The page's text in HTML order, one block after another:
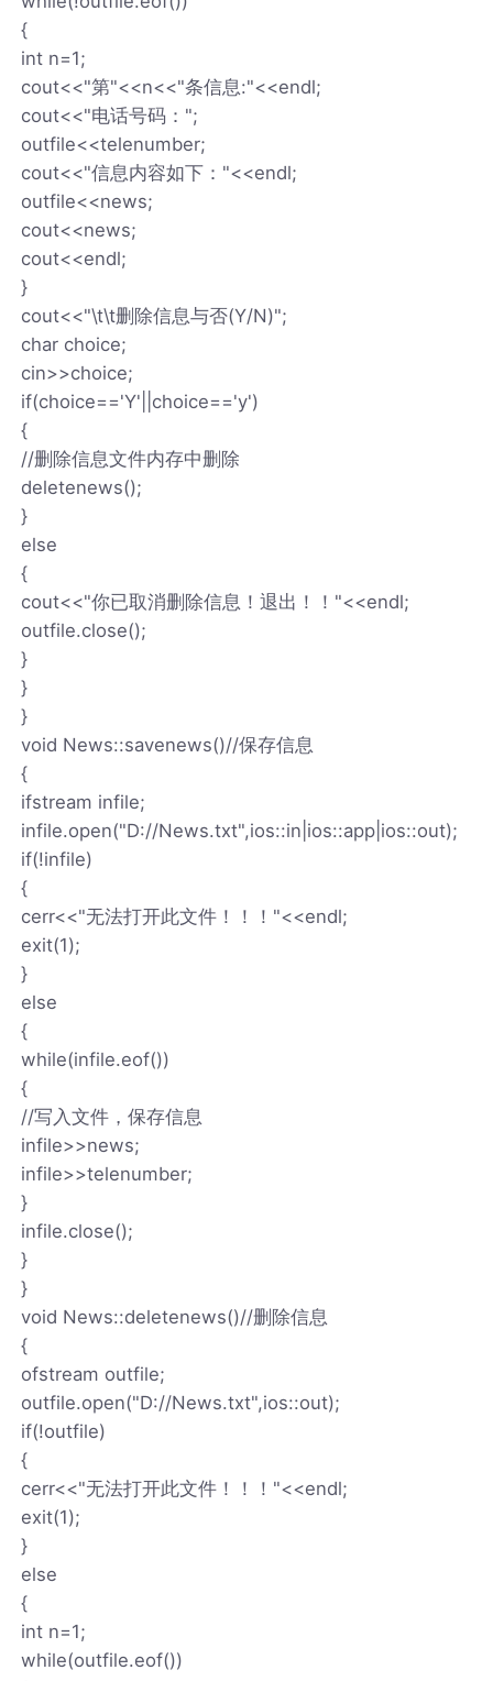
{
int n=1;
cout<<"第"<<n<<"条信息:"<<endl;
cout<<"电话号码：";
outfile<<telenumber;
cout<<"信息内容如下："<<endl;
outfile<<news;
cout<<news;
cout<<endl;
}
cout<<"\t\t删除信息与否(Y/N)";
char choice;
cin>>choice;
if(choice=='Y'||choice=='y')
{
//删除信息文件内存中删除
deletenews();
}
else
{
cout<<"你已取消删除信息！退出！！"<<endl;
outfile.close();
}
}
}
void News::savenews()//保存信息
{
ifstream infile;
infile.open("D://News.txt",ios::in|ios::app|ios::out);
if(!infile)
{
cerr<<"无法打开此文件！！！"<<endl;
exit(1);
}
else
{
while(infile.eof())
{
//写入文件，保存信息
infile>>news;
infile>>telenumber;
}
infile.close();
}
}
void News::deletenews()//删除信息
{
ofstream outfile;
outfile.open("D://News.txt",ios::out);
if(!outfile)
{
cerr<<"无法打开此文件！！！"<<endl;
exit(1);
}
else
{
int n=1;
while(outfile.eof())